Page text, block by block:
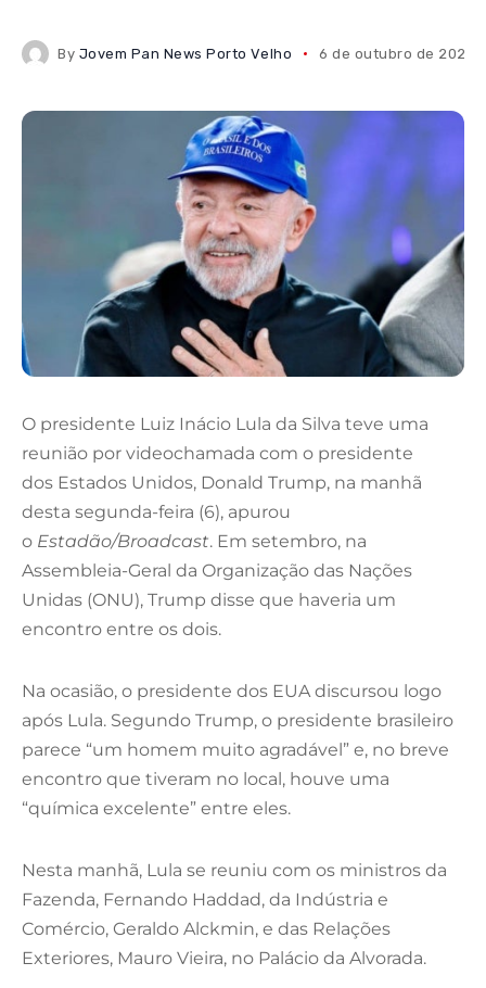
By Jovem Pan News Porto Velho 6 de outubro de 2025
O presidente Luiz Inácio Lula da Silva teve uma
reunião por videochamada com o presidente
dos Estados Unidos, Donald Trump, na manhã
desta segunda-feira (6), apurou
o Estadão/Broadcast. Em setembro, na
Assembleia-Geral da Organização das Nações
Unidas (ONU), Trump disse que haveria um
encontro entre os dois.
Na ocasião, o presidente dos EUA discursou logo
após Lula. Segundo Trump, o presidente brasileiro
parece “um homem muito agradável” e, no breve
encontro que tiveram no local, houve uma
“química excelente” entre eles.
Nesta manhã, Lula se reuniu com os ministros da
Fazenda, Fernando Haddad, da Indústria e
Comércio, Geraldo Alckmin, e das Relações
Exteriores, Mauro Vieira, no Palácio da Alvorada.